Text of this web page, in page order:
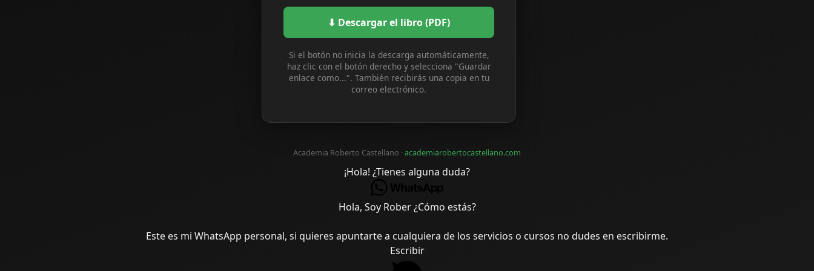
⬇ Descargar el libro (PDF)
Si el botón no inicia la descarga automáticamente,
haz clic con el botón derecho y selecciona "Guardar
enlace como...". También recibirás una copia en tu
correo electrónico.
Academia Roberto Castellano ·academiarobertocastellano.com
¡Hola! ¿Tienes alguna duda?
Hola, Soy Rober ¿Cómo estás?
Este es mi WhatsApp personal, si quieres apuntarte a cualquiera de los servicios o cursos no dudes en escribirme.
Escribir